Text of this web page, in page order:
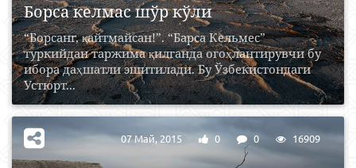
Борса келмас шўр кўли
“Борсанг, қайтмайсан!”. “Барса Кельмес”
туркийдан таржима қилганда огоҳлантирувчи бу
ибора даҳшатли эшитилади. Бу Ўзбекистондаги
Устюрт...
07 Май, 2015 0 0 16909